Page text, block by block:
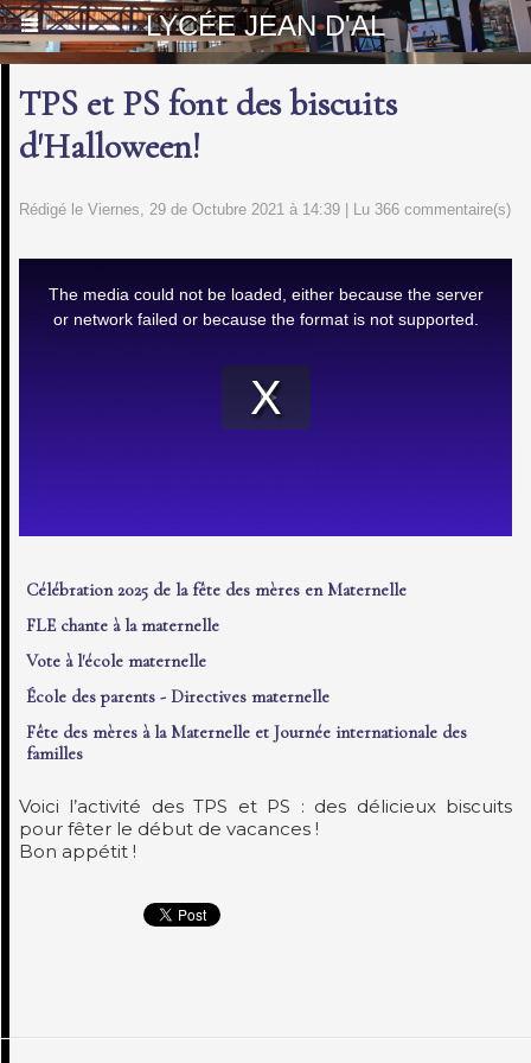
LYCÉE JEAN D'AL
TPS et PS font des biscuits
d'Halloween!
Rédigé le Viernes, 29 de Octubre 2021 à 14:39 | Lu 366 commentaire(s)
Célébration 2025 de la fête des mères en Maternelle
FLE chante à la maternelle
Vote à l'école maternelle
École des parents - Directives maternelle
Fête des mères à la Maternelle et Journée internationale des
familles
Voici l’activité des TPS et PS : des délicieux biscuits
pour fêter le début de vacances !
Bon appétit !